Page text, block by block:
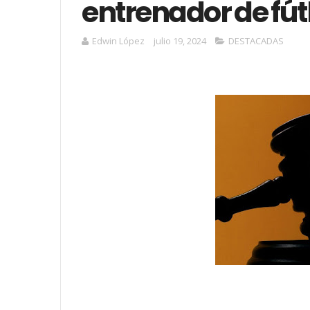
entrenador de
Edwin López julio 19, 2024 DESTACADAS